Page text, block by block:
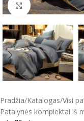
Click to enlarge
Pradžia/Katalogas/Visi
Patalynės komplektai iš